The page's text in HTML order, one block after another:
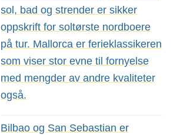
sol, bad og strender er sikker
oppskrift for soltørste nordboere
på tur. Mallorca er ferieklassikeren
som viser stor evne til fornyelse
med mengder av andre kvaliteter
også.
Bilbao og San Sebastian er